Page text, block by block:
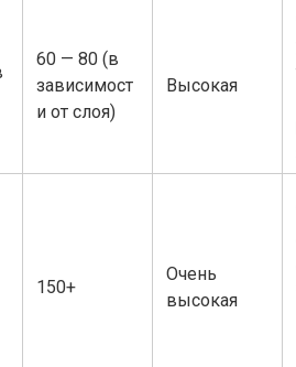
60 — 80 (в
зависимост
и от слоя)
Высокая
150+
Очень
высокая